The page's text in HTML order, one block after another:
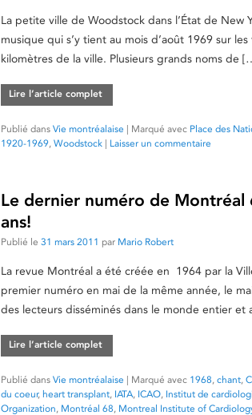
La petite ville de Woodstock dans l’État de
musique qui s’y tient au mois d’août 1969 sur
kilomètres de la ville. Plusieurs grands noms de
Lire l’article complet
Publié dans Vie montréalaise | Marqué avec Place des
1920-1969, Woodstock | Laisser un commentaire
Le dernier numéro de Montréal
ans!
Publié le 31 mars 2011 par Mario Robert
La revue Montréal a été créée en 1964 par la
premier numéro en mai de la même année, le
des lecteurs disséminés dans le monde entier
Lire l’article complet
Publié dans Vie montréalaise | Marqué avec 1968, chant,
du coeur, heart transplant, IATA, ICAO, Institut de
Organization, Montréal 68, Montreal Institute of